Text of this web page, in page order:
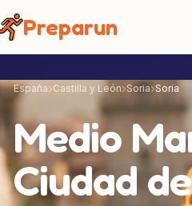
Preparun
España Castilla y León Soria Soria
Medio
Ciudad